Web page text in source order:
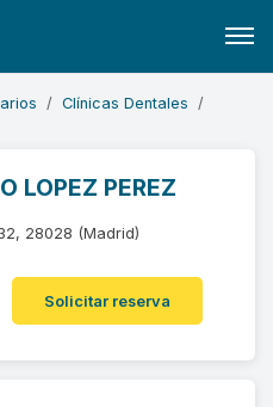
Clínicas Dentales
LOPEZ PEREZ
28028 (Madrid)
Solicitar reserva